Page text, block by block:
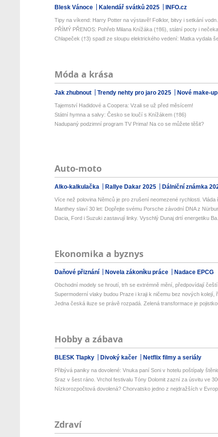
Blesk Vánoce Kalendář svátků 2025 INFO.cz
Tipy na víkend: Harry Potter na výstavě! Folklor, bitvy i setkání
PŘÍMÝ PŘENOS: Pohřeb Milana Knížáka (†86), státní pocty i
Chlapeček (†3) spadl ze sloupu elektrického vedení: Matka vydala
Móda a krása
Jak zhubnout Trendy nehty pro jaro 2025 Nové make-
Tajemství Hadidové a Coopera: Vzali se už před měsícem!
Státní hymna a salvy: Česko se loučí s Knížákem (†86)
Nadupaný podzimní program TV Prima! Na co se můžete těšit?
Auto-moto
Alko-kalkulačka Rallye Dakar 2025 Dálniční známka
Více než polovina Němců je pro zrušení neomezené rychlosti. Vláda
Manthey slaví 30 let: Dopřejte svému Porsche závodní DNA z
Dacia, Ford i Suzuki zastavují linky. Vyschlý Dunaj drtí energetiku
Ekonomika a byznys
Daňové přiznání Novela zákoníku práce Nadace EPCG
Obchodní modely se hroutí, trh se extrémně mění, předpovídají
Supermoderní vlaky budou Praze i kraji k ničemu bez nových kolejí,
Jedna česká iluze se právě rozpadá. Zelená transformace je
Hobby a zábava
BLESK Tlapky Divoký kačer Netflix filmy a seriály
Přibývá paniky na dovolené: Vnuka paní Soni v hotelu poštípaly
Sraz v šest ráno. Vrchol festivalu Tóny Dolomit zazní za úsvitu ve
Nízkorozpočtová dovolená? Chorvatsko jedno z nejdražších v
Zdraví